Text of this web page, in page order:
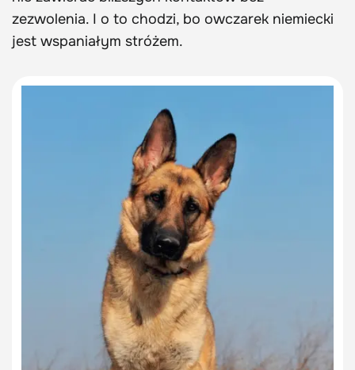
zezwolenia. I o to chodzi, bo owczarek niemiecki
jest wspaniałym stróżem.